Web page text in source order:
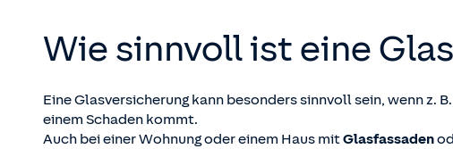
Wie sinnvoll ist eine
Eine Glasversicherung kann besonders sinnvoll sein, wenn z. B.
einem Schaden kommt.
Auch bei einer Wohnung oder einem Haus mitGlasfassaden